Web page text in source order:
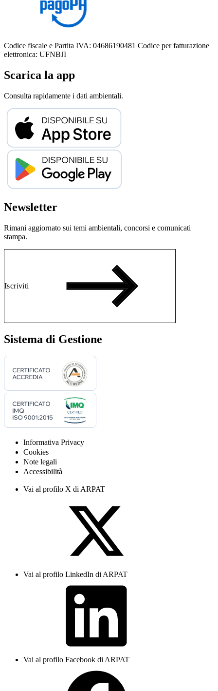
Codice fiscale e Partita IVA: 04686190481 Codice per fatturazione
elettronica: UFNBJI
Scarica la app
Consulta rapidamente i dati ambientali.
Newsletter
Rimani aggiornato sui temi ambientali, concorsi e comunicati
stampa.
Iscriviti
Sistema di Gestione
Informativa Privacy
Cookies
Note legali
Accessibilità
Vai al profilo X di ARPAT
Vai al profilo LinkedIn di ARPAT
Vai al profilo Facebook di ARPAT